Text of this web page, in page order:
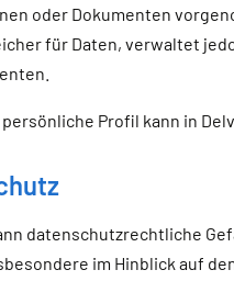
oder Dokumenten
für Daten, verwaltet
persönliche Profil kann in
datenschutzrechtliche
im Hinblick auf